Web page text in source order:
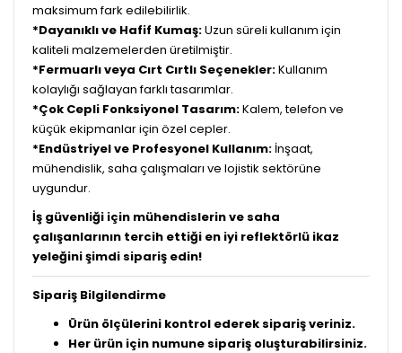
maksimum fark edilebilirlik.
*Dayanıklı ve Hafif Kumaş:Uzun süreli kullanım için
kaliteli malzemelerden üretilmiştir.
*Fermuarlı veya Cırt Cırtlı Seçenekler:Kullanım
kolaylığı sağlayan farklı tasarımlar.
*Çok Cepli Fonksiyonel Tasarım:Kalem, telefon ve
küçük ekipmanlar için özel cepler.
*Endüstriyel ve Profesyonel Kullanım: İnşaat,
mühendislik, saha çalışmaları ve lojistik sektörüne
uygundur.
İş güvenliği için mühendislerin ve saha
çalışanlarının tercih ettiği en iyi reflektörlü ikaz
yeleğini şimdi sipariş edin!
Sipariş Bilgilendirme
Ürün ölçülerini kontrol ederek sipariş veriniz.
Her ürün için numune sipariş oluşturabilirsiniz.